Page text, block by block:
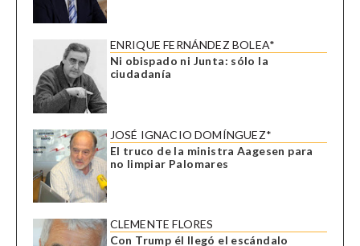
ENRIQUE FERNÁNDEZ BOLEA*
Ni obispado ni Junta: sólo la
ciudadanía
JOSÉ IGNACIO DOMÍNGUEZ*
El truco de la ministra Aagesen para
no limpiar Palomares
CLEMENTE FLORES
Con Trump él llegó el escándalo